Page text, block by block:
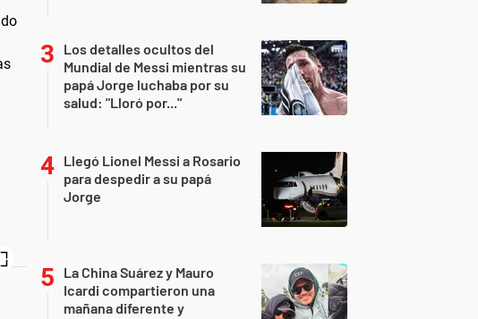
Los detalles ocultos del
Mundial de Messi mientras su
papá Jorge luchaba por su
salud: "Lloró por..."
Llegó Lionel Messi a Rosario
para despedir a su papá
Jorge
La China Suárez y Mauro
Icardi compartieron una
mañana diferente y